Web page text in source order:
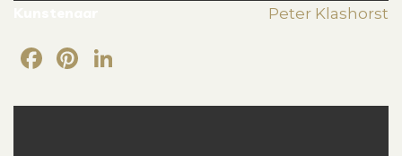
Peter Klashorst
Facebook
Pinterest